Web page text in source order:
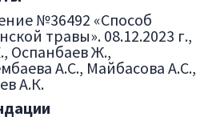
№36492 «Способ
травы». 08.12.2023 г.,
Оспанбаев Ж.,
А.С., Майбасова А.С.,
А.К.